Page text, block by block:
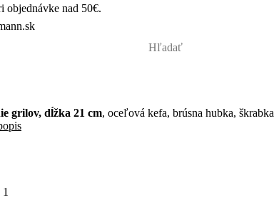
objednávke nad 50€.
grilov, dĺžka 21 cm, oceľová kefa, brúsna hubka, škrabka